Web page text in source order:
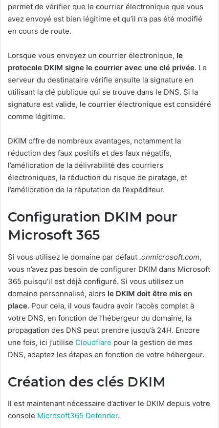
permet de vérifier que le courrier électronique que vous
avez envoyé est bien légitime et qu’il n’a pas été modifié
en cours de route.
Lorsque vous envoyez un courrier électronique, le
protocole DKIM signe le courrier avec une clé privée. Le
serveur du destinataire vérifie ensuite la signature en
utilisant la clé publique qui se trouve dans le DNS. Si la
signature est valide, le courrier électronique est considéré
comme légitime.
DKIM offre de nombreux avantages, notamment la
réduction des faux positifs et des faux négatifs,
l’amélioration de la délivrabilité des courriers
électroniques, la réduction du risque de piratage, et
l’amélioration de la réputation de l’expéditeur.
Configuration DKIM pour
Microsoft 365
Si vous utilisez le domaine par défaut .onmicrosoft.com,
vous n’avez pas besoin de configurer DKIM dans Microsoft
365 puisqu’il est déjà configuré. Si vous utilisez un
domaine personnalisé, alors le DKIM doit être mis en
place. Pour cela, il vous faudra avoir l’accès complet à
votre DNS, en fonction de l’hébergeur du domaine, la
propagation des DNS peut prendre jusqu’à 24H. Encore
une fois, ici j’utilise Cloudflare pour la gestion de mes
DNS, adaptez les étapes en fonction de votre hébergeur.
Création des clés DKIM
Il est maintenant nécessaire d’activer le DKIM depuis votre
console Microsoft365 Defender.